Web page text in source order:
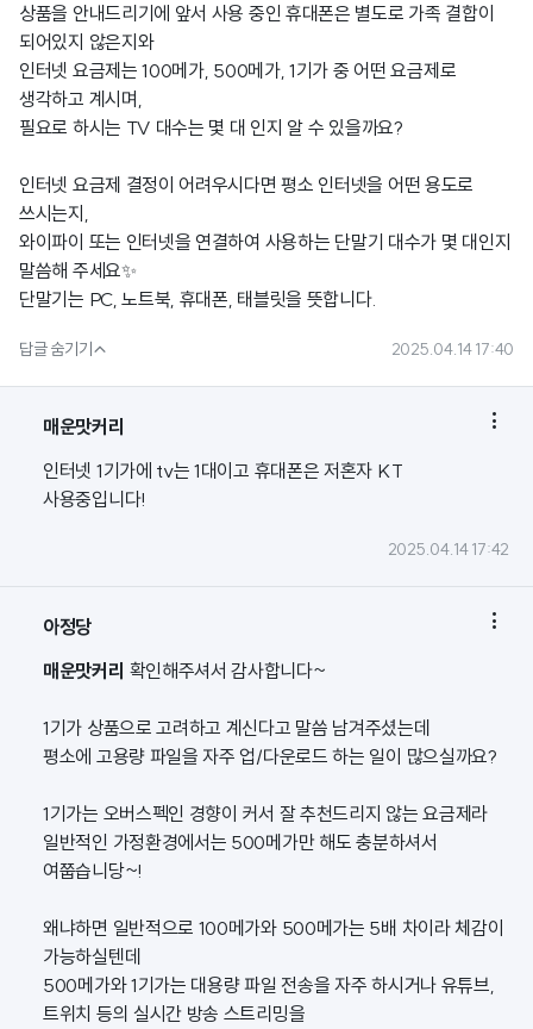
상품을 안내드리기에 앞서 사용 중인 휴대폰은 별도로 가족 결합이
되어있지 않은지와
인터넷 요금제는 100메가, 500메가, 1기가 중 어떤 요금제로
생각하고 계시며,
필요로 하시는 TV 대수는 몇 대 인지 알 수 있을까요?
인터넷 요금제 결정이 어려우시다면 평소 인터넷을 어떤 용도로
쓰시는지,
와이파이 또는 인터넷을 연결하여 사용하는 단말기 대수가 몇 대인지
말씀해 주세요✨
단말기는 PC, 노트북, 휴대폰, 태블릿을 뜻합니다.
답글 숨기기 2025.04.14 17:40
매운맛커리 
인터넷 1기가에 tv는 1대이고 휴대폰은 저혼자 KT
사용중입니다!
2025.04.14 17:42
아정당 
매운맛커리 확인해주셔서 감사합니다~
1기가 상품으로 고려하고 계신다고 말씀 남겨주셨는데
평소에 고용량 파일을 자주 업/다운로드 하는 일이 많으실까요?
1기가는 오버스펙인 경향이 커서 잘 추천드리지 않는 요금제라
일반적인 가정환경에서는 500메가만 해도 충분하셔서
여쭙습니당~!
왜냐하면 일반적으로 100메가와 500메가는 5배 차이라 체감이
가능하실텐데
500메가와 1기가는 대용량 파일 전송을 자주 하시거나 유튜브,
트위치 등의 실시간 방송 스트리밍을